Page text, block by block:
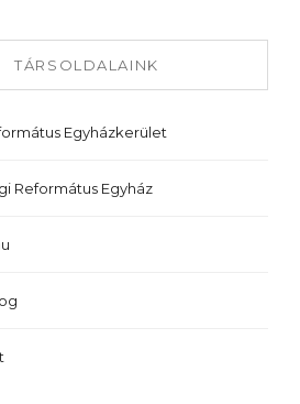
TÁRSOLDALAINK
Egyházkerület
Református Egyház